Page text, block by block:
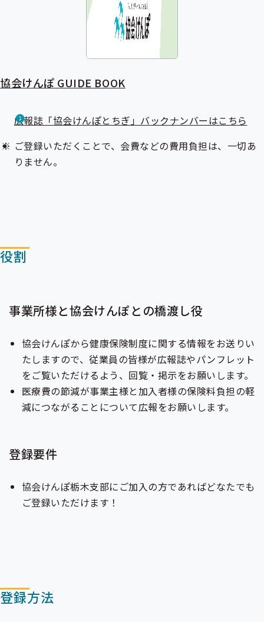
協会けんぽ GUIDE BOOK
広報誌「協会けんぽとちぎ」バックナンバーはこちら
ご登録いただくことで、会費などの費用負担は、一切あ
りません。
役割
事業所様と協会けんぽとの橋渡し役
協会けんぽから健康保険制度に関する情報をお送りい
たしますので、従業員の皆様が広報誌やパンフレット
をご覧いただけるよう、回覧・掲示をお願いします。
医療費の節減が事業主様と加入者様の保険料負担の軽
減につながることについて広報をお願いします。
登録要件
協会けんぽ栃木支部にご加入の方であればどなたでも
ご登録いただけます！
登録方法